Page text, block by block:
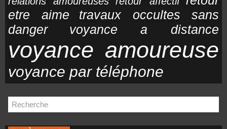
etre aime
travaux occultes sans
danger
voyance a distance
voyance amoureuse
voyance par téléphone